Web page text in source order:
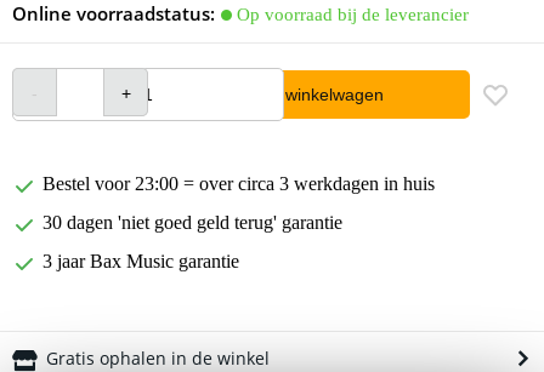
Online voorraadstatus: Op voorraad bij de leverancier
In winkelwagen
Bestel voor 23:00 = over circa 3 werkdagen in huis
30 dagen 'niet goed geld terug' garantie
3 jaar Bax Music garantie
Gratis ophalen in de winkel